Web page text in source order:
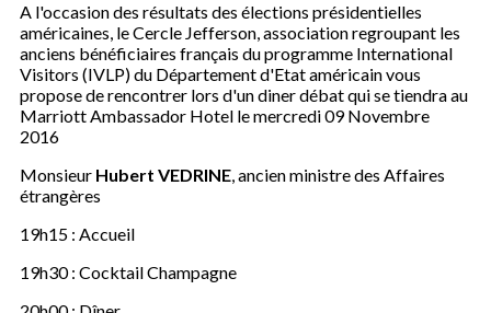
A l'occasion des résultats des élections présidentielles
américaines, le Cercle Jefferson, association regroupant les
anciens bénéficiaires français du programme International
Visitors (IVLP) du Département d'Etat américain vous
propose de rencontrer lors d'un diner débat qui se tiendra au
Marriott Ambassador Hotel le mercredi 09 Novembre
2016
Monsieur Hubert VEDRINE, ancien ministre des Affaires
étrangères
19h15 : Accueil
19h30 : Cocktail Champagne